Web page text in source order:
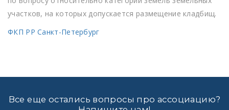
участков, на которых допускается размещение кладбищ.
ФКП РР Санкт-Петербург
Все еще остались вопросы про ассоциацию?